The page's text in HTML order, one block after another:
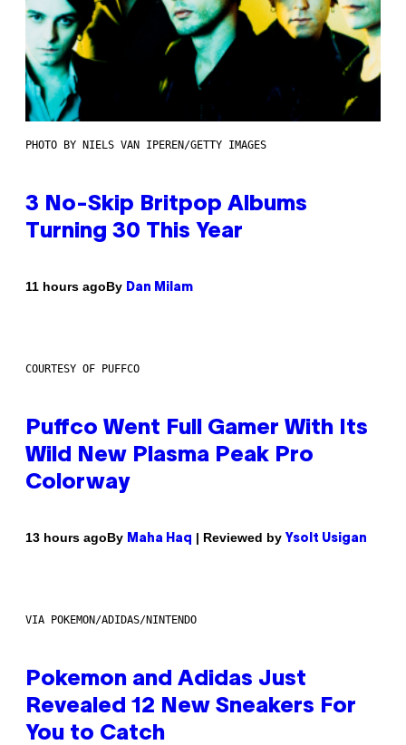
PHOTO BY NIELS VAN IPEREN/GETTY IMAGES
3 No-Skip Britpop Albums
Turning 30 This Year
11 hours agoBy Dan Milam
COURTESY OF PUFFCO
Puffco Went Full Gamer With Its
Wild New Plasma Peak Pro
Colorway
13 hours agoBy Maha Haq | Reviewed by Ysolt Usigan
VIA POKEMON/ADIDAS/NINTENDO
Pokemon and Adidas Just
Revealed 12 New Sneakers For
You to Catch